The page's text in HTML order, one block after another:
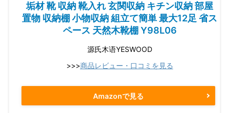
垢材 靴 収納 靴入れ 玄関収納 キチン収納 部屋
置物 収納棚 小物収納 組立て簡単 最大12足 省ス
ペース 天然木靴棚 Y98L06
源氏木语YESWOOD
>>>商品レビュー・口コミを見る
Amazonで見る